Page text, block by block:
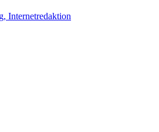
Internetredaktion